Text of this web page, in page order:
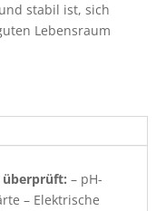
stabil ist, sich
Lebensraum
überprüft: – pH-
– Elektrische